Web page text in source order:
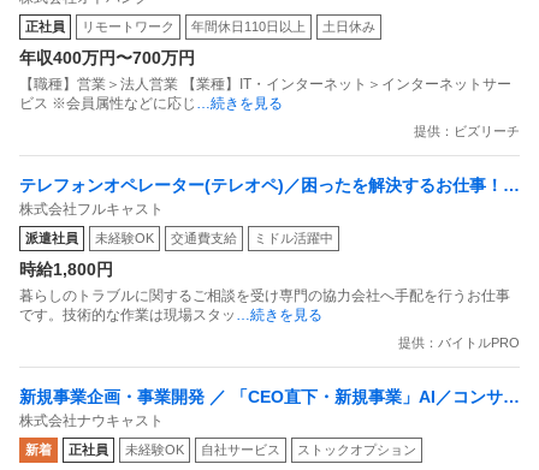
正社員 リモートワーク 年間休日110日以上 土日休み
年収400万円〜700万円
【職種】営業＞法人営業 【業種】IT・インターネット＞インターネットサー
ビス ※会員属性などに応じ …続きを見る
提供：ビズリーチ
テレフォンオペレーター(テレオペ)／困ったを解決するお仕事！生
活トラブルの受付と手配スタッフ
株式会社フルキャスト
派遣社員 未経験OK 交通費支給 ミドル活躍中
時給1,800円
暮らしのトラブルに関するご相談を受け専門の協力会社へ手配を行うお仕事
です。技術的な作業は現場スタッ …続きを見る
提供：バイトルPRO
新規事業企画・事業開発 ／ 「CEO直下・新規事業」AI／コンサル
タント
株式会社ナウキャスト
新着 正社員 未経験OK 自社サービス ストックオプション